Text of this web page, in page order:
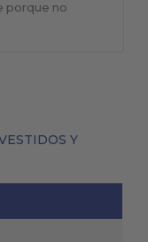
porque no
Y